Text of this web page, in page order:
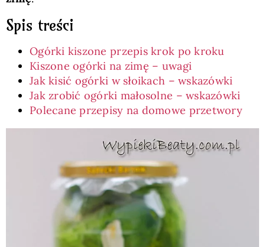
Spis treści
Ogórki kiszone przepis krok po kroku
Kiszone ogórki na zimę – uwagi
Jak kisić ogórki w słoikach – wskazówki
Jak zrobić ogórki małosolne – wskazówki
Polecane przepisy na domowe przetwory